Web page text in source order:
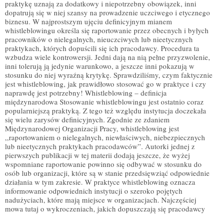
praktykę uznają za dodatkowy i niepotrzebny obowiązek, inni
dopatrują się w niej szansy na prowadzenie uczciwego i etycznego
biznesu. W najprostszym ujęciu definicyjnym mianem
whistleblowingu określa się raportowanie przez obecnych i byłych
pracowników o nielegalnych, nieuczciwych lub nieetycznych
praktykach, których dopuścili się ich pracodawcy. Procedura ta
wzbudza wiele kontrowersji. Jedni dają na nią pełne przyzwolenie,
inni tolerują ją jedynie warunkowo, a jeszcze inni pokazują w
stosunku do niej wyraźną krytykę. Sprawdziliśmy, czym faktycznie
jest whistleblowing, jak prawidłowo stosować go w praktyce i czy
naprawdę jest potrzebny! Whistleblowing – definicja
międzynarodowa Stosowanie whistleblowingu jest ostatnio coraz
popularniejszą praktyką. Z tego też względu instytucja doczekała
się wielu zarysów definicyjnych. Zgodnie ze zdaniem
Międzynarodowej Organizacji Pracy, whistleblowing jest
,,raportowaniem o nielegalnych, niewłaściwych, niebezpiecznych
lub nieetycznych praktykach pracodawców”. Autorki jednej z
pierwszych publikacji w tej materii dodają jeszcze, że wyżej
wspomniane raportowanie powinno się odbywać w stosunku do
osób lub organizacji, które są w stanie przedsięwziąć odpowiednie
działania w tym zakresie. W praktyce whistleblowing oznacza
informowanie odpowiednich instytucji o szeroko pojętych
nadużyciach, które mają miejsce w organizacjach. Najczęściej
mowa tutaj o wykroczeniach, jakich dopuszczają się pracodawcy